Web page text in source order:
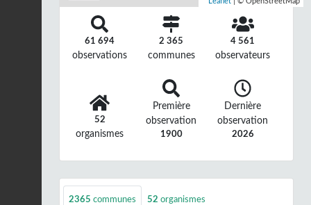
61 694
observations
2 365
communes
4 561
observateurs
52
organismes
Première
observation
1900
Dernière
observation
2026
2365 communes 52 organismes